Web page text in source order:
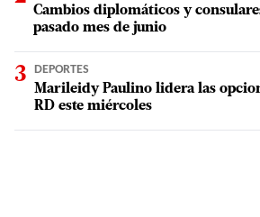
Cambios diplomáticos y
pasado mes de junio
DEPORTES
Marileidy Paulino lidera las
RD este miércoles